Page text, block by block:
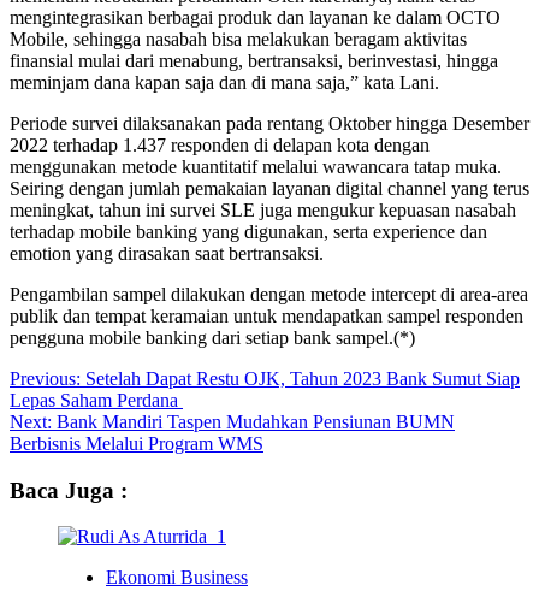
mengintegrasikan berbagai produk dan layanan ke dalam OCTO
Mobile, sehingga nasabah bisa melakukan beragam aktivitas
finansial mulai dari menabung, bertransaksi, berinvestasi, hingga
meminjam dana kapan saja dan di mana saja,” kata Lani.
Periode survei dilaksanakan pada rentang Oktober hingga Desember
2022 terhadap 1.437 responden di delapan kota dengan
menggunakan metode kuantitatif melalui wawancara tatap muka.
Seiring dengan jumlah pemakaian layanan digital channel yang terus
meningkat, tahun ini survei SLE juga mengukur kepuasan nasabah
terhadap mobile banking yang digunakan, serta experience dan
emotion yang dirasakan saat bertransaksi.
Pengambilan sampel dilakukan dengan metode intercept di area-area
publik dan tempat keramaian untuk mendapatkan sampel responden
pengguna mobile banking dari setiap bank sampel.(*)
Post
navigation
Previous: Setelah Dapat Restu OJK, Tahun 2023 Bank Sumut Siap
Lepas Saham Perdana
Next: Bank Mandiri Taspen Mudahkan Pensiunan BUMN
Berbisnis Melalui Program WMS
Baca Juga :
Ekonomi Business